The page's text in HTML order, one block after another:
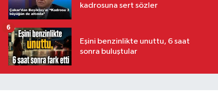
kadrosuna sert sözler
Eşini benzinlikte unuttu, 6 saat
sonra buluştular
6